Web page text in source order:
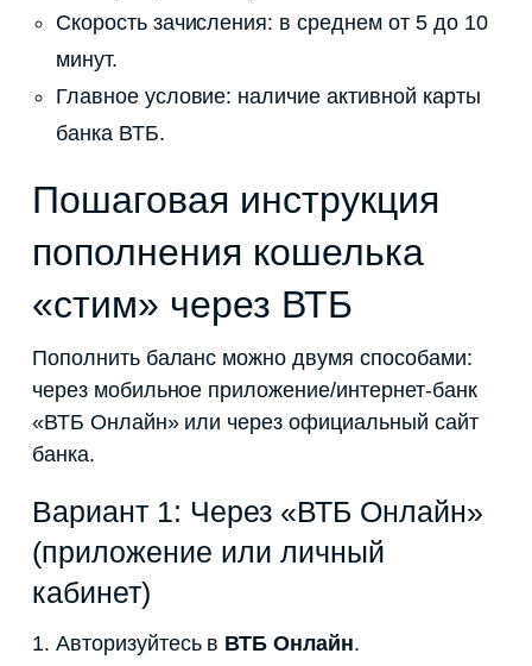
Скорость зачисления: в среднем от 5 до 10
минут.
Главное условие: наличие активной карты
банка ВТБ.
Пошаговая инструкция
пополнения кошелька
«стим» через ВТБ
Пополнить баланс можно двумя способами:
через мобильное приложение/интернет-банк
«ВТБ Онлайн» или через официальный сайт
банка.
Вариант 1: Через «ВТБ Онлайн»
(приложение или личный
кабинет)
Авторизуйтесь в ВТБ Онлайн.